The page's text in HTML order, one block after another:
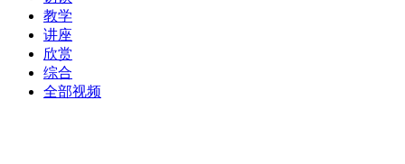
教学
讲座
欣赏
综合
全部视频